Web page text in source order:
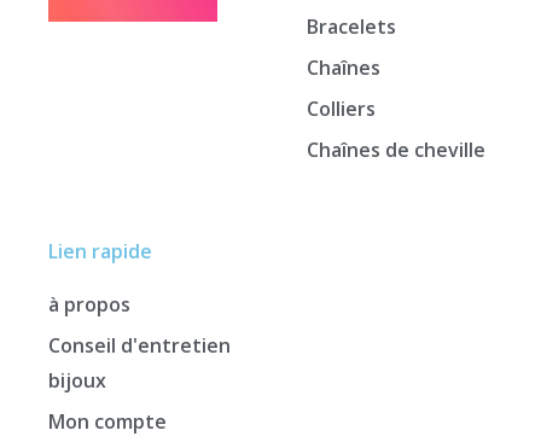
Lien rapide
à propos
Conseil d'entretien
bijoux
Mon compte
Bracelets
Chaînes
Colliers
Chaînes de cheville